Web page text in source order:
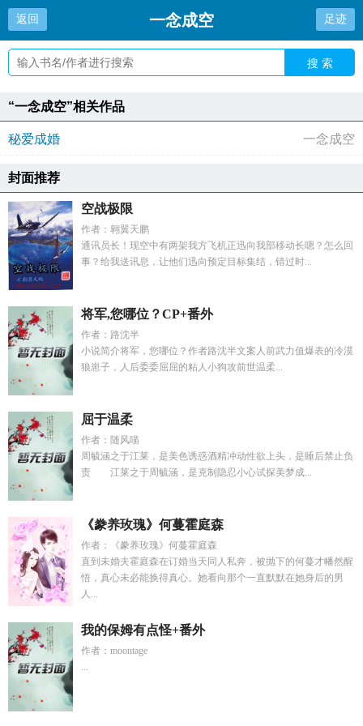
返回 一念成空 足迹
搜 索
“一念成空”相关作品
秘爱成婚 一念成空
封面推荐
空战极限
作者：翱翼天鹏
通讯员长！现空中有两架我方飞机正迅向我部移动长嗯？怎么回
事？给我送讯息，让他们迅向预定目标集结，错过时...
将军,您哪位？CP+番外
作者：路沈半
小说简介将军，您哪位？作者路沈半文案人前武力值爆表的冷漠
狼崽子，人后委委屈屈的粘人小狗攻前世温柔...
屈于温柔
作者：随风喵
周毓涵之于江莱，是美色诱惑酒精冲动性欲上头，是睡后禁止负
责 江莱之于周毓涵，是克制隐忍小心试探美梦成...
《豢养玫瑰》何蔓霍庭森
作者：《豢养玫瑰》何蔓霍庭森
直到未婚夫霍庭森在订婚当天同人私奔，被抛下的何蔓才幡然醒
悟，真心未必能换得真心。她看向那个一直默默在她身后的男
人...
我的保姆有点怪+番外
作者：moontage
...